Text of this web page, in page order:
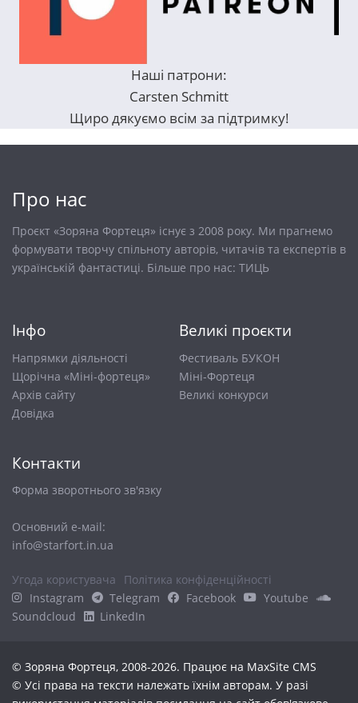
Наші патрони:
Carsten Schmitt
Щиро дякуємо всім за підтримку!
Про нас
Проєкт «Зоряна Фортеця» існує з 2008 року. Ми прагнемо
формувати творчу спільноту авторів, читачів та експертів в
українській фантастиці. Більше про нас: ТИЦЬ
Інфо
Напрямки діяльності
Щорічна «Міні-фортеця»
Архів сайту
Довiдка
Великі проєкти
Фестиваль БУКОН
Міні-Фортеця
Великі конкурси
Контакти
Форма зворотнього зв'язку
Основний е-маіl:
info@starfort.in.ua
Угода користувача
Політика конфіденційності
Instagram
Telegram Facebook
Youtube
Soundcloud
LinkedIn
© Зоряна Фортеця, 2008-2026. Працює на MaxSite CMS
© Усі права на тексти належать їхнім авторам. У разі